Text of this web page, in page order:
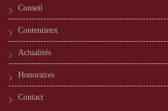
Conseil
Contentieux
Actualités
Honoraires
Contact